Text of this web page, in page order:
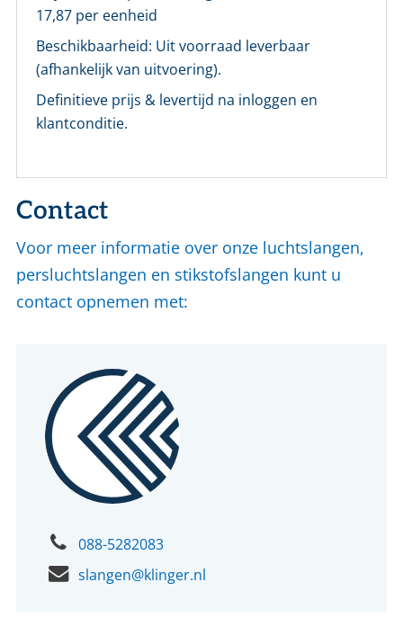
17,87 per eenheid
Beschikbaarheid: Uit voorraad leverbaar
(afhankelijk van uitvoering).
Definitieve prijs & levertijd na inloggen en
klantconditie.
Contact
Voor meer informatie over onze luchtslangen,
persluchtslangen en stikstofslangen kunt u
contact opnemen met:
088-5282083
slangen@klinger.nl
Maak eerst een persoonlijk account aan